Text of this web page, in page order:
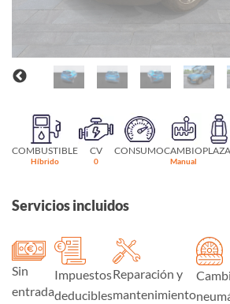
COMBUSTIBLE
Híbrido
CV
0
CONSUMOCAMBIO
Manual
Servicios incluidos
Sin
entrada
Impuestos
deducibles
Reparación y
mantenimiento